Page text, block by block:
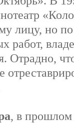
лицу, но
работ,
Отрадно,
, в прошлом